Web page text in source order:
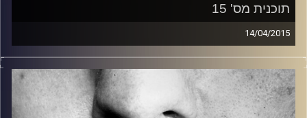
תוכנית מס' 15
14/04/2015
זיפים, מוזיקה מחוספסת של הופעות חיות. הרבה ג'אם, רוק,
בלוז, bluegrass, ג'אז, Fאנק, פרוגרסיב ואפילו אלקטרוניקה.
כל מה שחי, אמיתי ונושם.
עם שמוליק רגב.